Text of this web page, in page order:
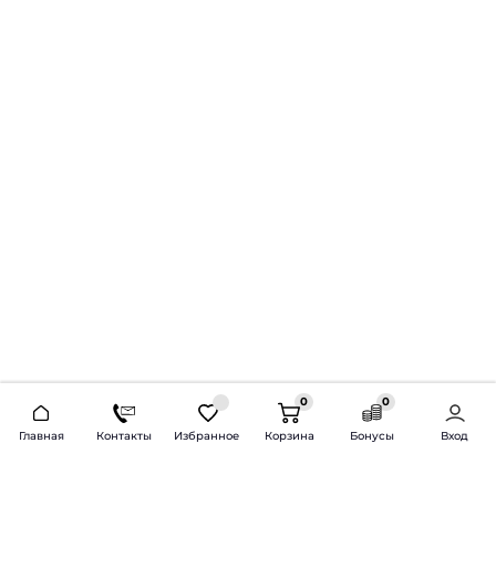
Главная Контакты Избранное
0
Корзина
0
Бонусы Вход
2026 © Продажа и установка автозвука.
Доставка по всей России и СНГ